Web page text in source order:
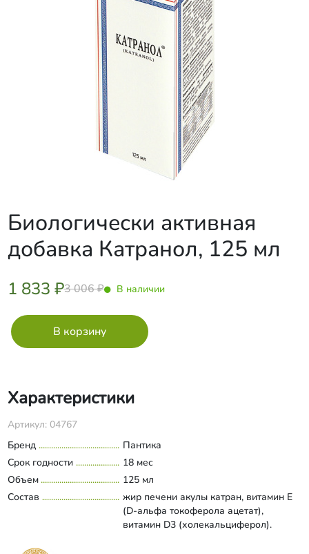
Биологически активная
добавка Катранол, 125 мл
1 833 ₽3 006 ₽ В наличии
Характеристики
Артикул: 04767
Бренд
Пантика
Срок годности
18 мес
Объем
125 мл
Состав
жир печени акулы катран, витамин Е
(D-альфа токоферола ацетат),
витамин D3 (холекальциферол).